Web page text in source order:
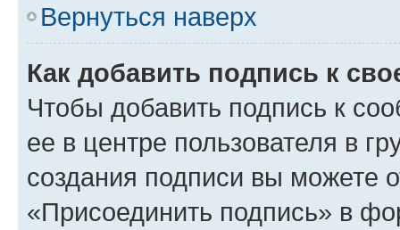
Вернуться наверх
Как добавить подпись к
Чтобы добавить подпись к
ее в центре пользователя в
создания подписи вы можете
«Присоединить подпись» в